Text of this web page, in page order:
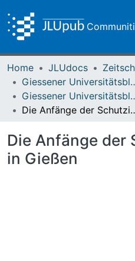
Home JLUdocs
Giessener
Giessener
Die Anfänge
Die Anfänge der
in Gießen